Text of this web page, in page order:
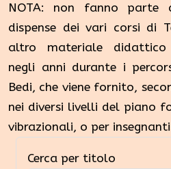
NOTA: non fanno parte
dispense dei vari corsi di
altro materiale didattico
negli anni durante i
Bedi, che viene fornito,
nei diversi livelli del piano
vibrazionali, o per
Cerca per titolo